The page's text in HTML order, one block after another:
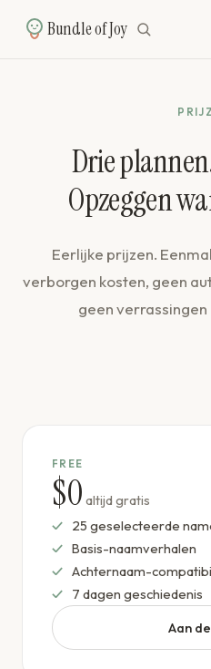
Bundle of Joy
Drie
Opzeggen
Eerlijke prijzen.
verborgen kosten, geen
geen
FREE
$0 altijd gratis
25 geselecteerde
Basis-naamverhalen
Achternaam-
7 dagen geschiedenis
Aan